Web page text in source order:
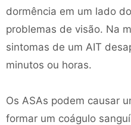
dormência em um lado
problemas de visão. Na
sintomas de um AIT
minutos ou horas.
Os ASAs podem causar
formar um coágulo